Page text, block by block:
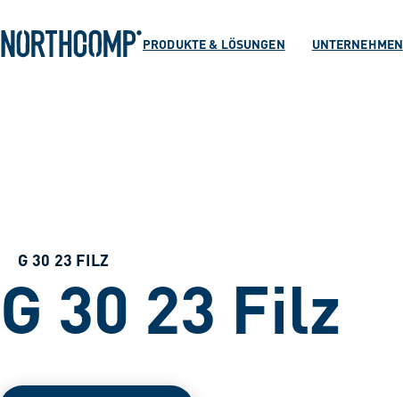
Zur Navigation springen
PRODUKTE & LÖSUNGEN UNTERNEHMEN
G 30 23 FILZ
G 30 23 Filz